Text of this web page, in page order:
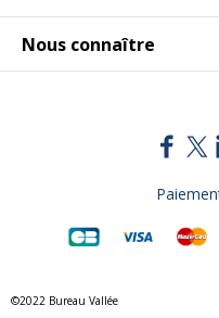
Nous connaître
©2022 Bureau Vallée